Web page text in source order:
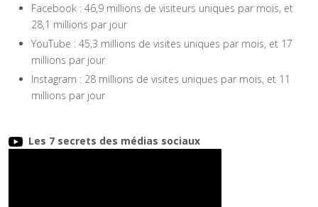
Facebook : 46,9 millions de visiteurs uniques par mois, et
28,1 millions par jour
YouTube : 45,3 millions de visites uniques par mois, et 17
millions par jour
Instagram : 28 millions de visites uniques par mois, et 11
millions par jour
Les 7 secrets des médias sociaux